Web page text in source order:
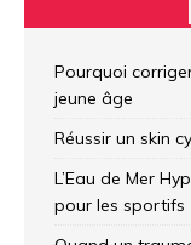
Pourquoi
jeune âge
Réussir un skin
L’Eau de Mer
pour les sportifs